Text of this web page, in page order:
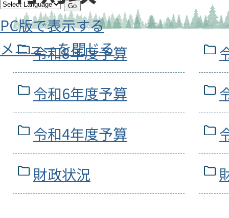
Go
PC版で表示する
メニューを閉じる
令和8年度予算
令和6年度予算
令和4年度予算
財政状況